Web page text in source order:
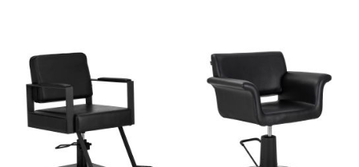
tartását a hajvágások közötti
gyors takarítás során. A teljesen
körbeforgatható szerkezet és a
kerek, polírozott talp maximális
stabilitást és könnyű
kezelhetőséget.